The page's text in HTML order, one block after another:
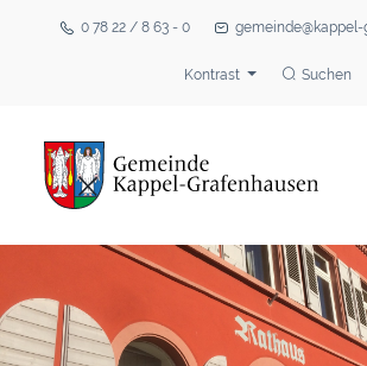
0 78 22 / 8 63 - 0
Kontrast Suchen